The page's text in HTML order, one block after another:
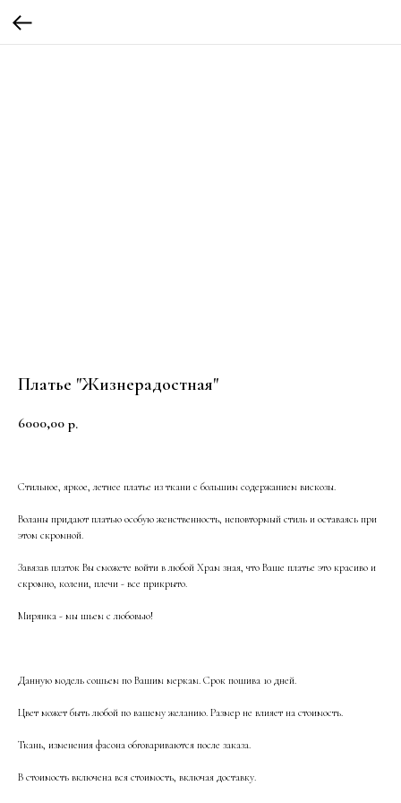
Платье "Жизнерадостная"
6000,00 р.
Стильное, яркое, летнее платье из ткани с большим содержанием вискозы.
Воланы придают платью особую женственность, неповтормый стиль и оставаясь при
этом скромной.
Завязав платок Вы сможете войти в любой Храм зная, что Ваше платье это красиво и
скромно, колени, плечи - все прикрыто.
Мирянка - мы шьем с любовью!
Данную модель сошьем по Вашим меркам. Срок пошива 10 дней.
Цвет может быть любой по вашему желанию. Размер не влияет на стоимость.
Ткань, изменения фасона обговариваются после заказа.
В стоимость включена вся стоимость, включая доставку.